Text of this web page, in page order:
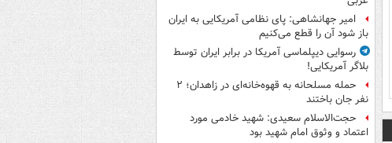
امیر جهانشاهی: پای نظامی آمریکایی به ایران
باز شود آن را قطع می‌کنیم
رسوایی دیپلماسی آمریکا در برابر ایران توسط
بلاگر آمریکایی!
حمله مسلحانه به قهوه‌خانه‌ای در زاهدان؛ ۲
نفر جان باختند
حجت‌الاسلام سعیدی: شهید خادمی مورد
اعتماد و وثوق امام شهید بود